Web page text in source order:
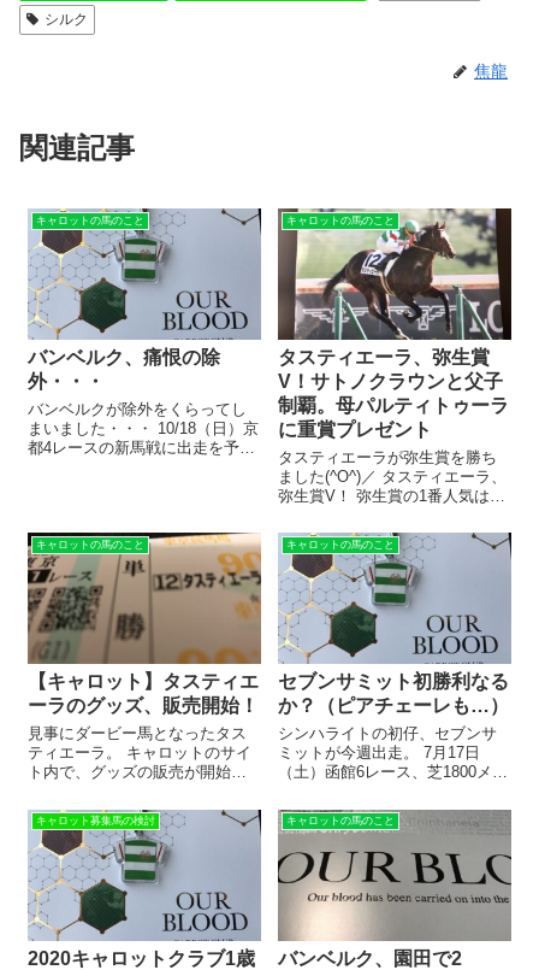
シルク
焦龍
関連記事
キャロットの馬のこと
バンベルク、痛恨の除
外・・・
バンベルクが除外をくらってし
まいました・・・ 10/18（日）京
都4レースの新馬戦に出走を予定
は仕方がないし、文句を言う...
キャロットの馬のこと
タスティエーラ、弥生賞
V！サトノクラウンと父子
制覇。母パルティトゥーラ
に重賞プレゼント
タスティエーラが弥生賞を勝ち
ました(^O^)／ タスティエーラ、
弥生賞V！ 弥生賞の1番人気は、
ダイレクト。 3番人気がタスティ
エーラでした。 共同通信杯4着と
いうのが若干ものたりなく感じ
られて、3番人気に甘...
キャロットの馬のこと
【キャロット】タスティエ
ーラのグッズ、販売開始！
見事にダービー馬となったタス
ティエーラ。 キャロットのサイ
ト内で、グッズの販売が開始さ
番！ クオカード 5/31に販売が開
始されたのは、下記の4つ。 ①ク
オカード ②缶バッジ ③マフラー
タオル ④優勝レイ...
キャロットの馬のこと
セブンサミット初勝利なる
か？（ピアチェーレも…）
シンハライトの初仔、セブンサ
ミットが今週出走。 7月17日
（土）函館6レース、芝1800メー
れ、セブンサミット セブンサミ
ットの馬名意味は、 7大陸最高
峰。すべての大陸の競走での最
高峰の活躍を願って とのこと。
...
キャロット募集馬の検討
2020キャロットクラブ1歳
キャロットの馬のこと
バンベルク、園田で2